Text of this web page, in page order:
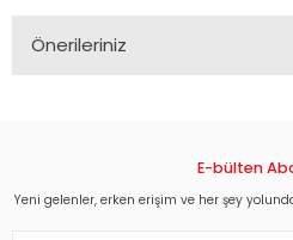
Önerileriniz
Görüş ve önerileriniz için teşekkür
E-bülten
Yeni gelenler, erken erişim ve her şey